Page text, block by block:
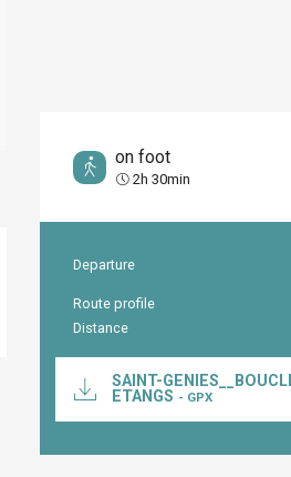
on foot
2h 30min
Departure
Route profile
Distance
SAINT-
ETANGS - GPX